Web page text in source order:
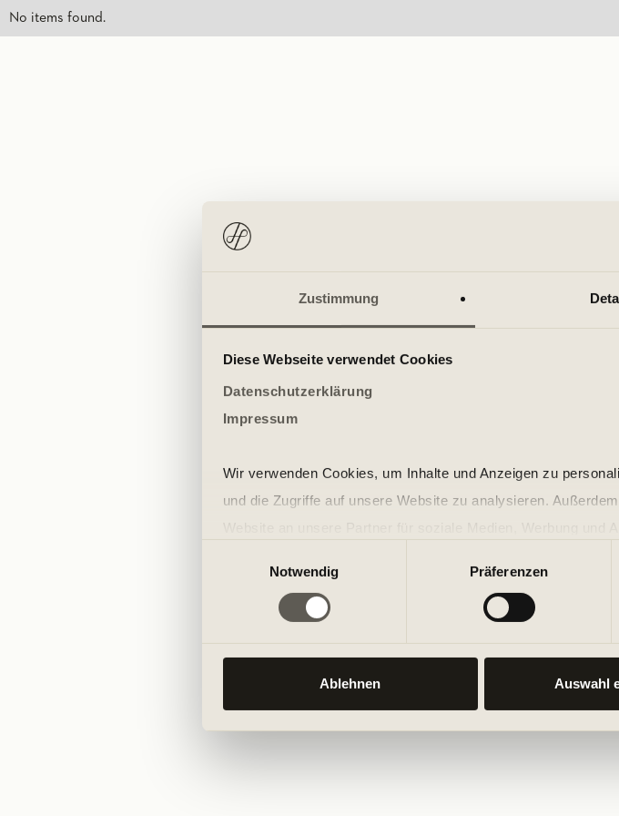
Zustimmung
Diese Webseite verwendet Cookies
Datenschutzerklärung
Impressum
Wir verwenden Cookies, um Inhalte und Anzeigen zu
und die Zugriffe auf unsere Website zu analysieren.
der Dienste gesammelt haben.
Notwendig
Präferenzen
Ablehnen Auswahl
No items found.